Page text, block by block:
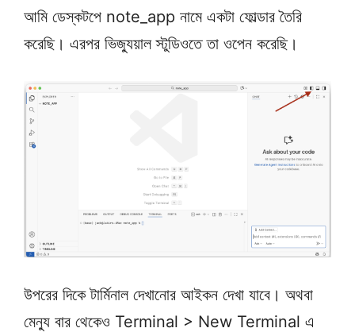
আমি ডেস্কটপে note_app নামে একটা ফোল্ডার তৈরি
করেছি। এরপর ভিজ্যুয়াল স্টুডিওতে তা ওপেন করেছি।
উপরের দিকে টার্মিনাল দেখানোর আইকন দেখা যাবে। অথবা
মেন্যু বার থেকেও Terminal > New Terminal এ